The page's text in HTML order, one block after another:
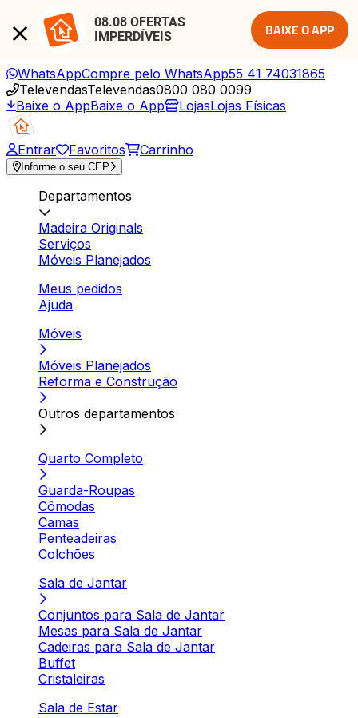
08.08 OFERTAS
IMPERDÍVEIS
BAIXE O APP
WhatsAppCompre pelo WhatsApp55 41 74031865
TelevendasTelevendas0800 080 0099
Baixe o AppBaixe o App LojasLojas Físicas
Entrar Favoritos Carrinho
Informe o seu CEP
Departamentos
Madeira Originals
Serviços
Móveis Planejados
Meus pedidos
Ajuda
Móveis
Móveis Planejados
Reforma e Construção
Outros departamentos
Quarto Completo
Guarda-Roupas
Cômodas
Camas
Penteadeiras
Colchões
Sala de Jantar
Conjuntos para Sala de Jantar
Mesas para Sala de Jantar
Cadeiras para Sala de Jantar
Buffet
Cristaleiras
Sala de Estar